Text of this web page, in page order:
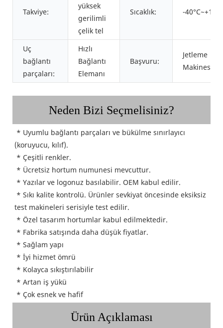
Takviye:
yüksek
gerilimli
çelik tel
Sıcaklık: -
Uç
bağlantı
parçaları:
Hızlı
Bağlantı
Elemanı
Başvuru:
Jetleme
Makinesi
Neden Bizi Seçmelisiniz?
* Uyumlu bağlantı parçaları ve bükülme sınırlayıcı
(koruyucu, kılıf).
* Çeşitli renkler.
* Ücretsiz hortum numunesi mevcuttur.
* Yazılar ve logonuz basılabilir. OEM kabul edilir.
test makineleri serisiyle test edilir.
* Özel tasarım hortumlar kabul edilmektedir.
* Fabrika satışında daha düşük fiyatlar.
* Sağlam yapı
* İyi hizmet ömrü
* Kolayca sıkıştırılabilir
* Artan iş yükü
* Çok esnek ve hafif
Ürün Açıklaması